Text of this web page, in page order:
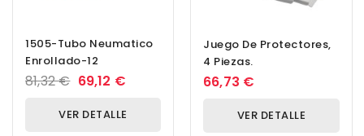
1505-Tubo Neumatico
Enrollado-12
81,32 € 69,12 €
VER DETALLE
Juego De Protectores,
4 Piezas.
66,73 €
VER DETALLE